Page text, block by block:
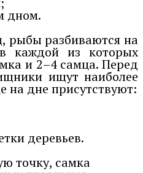
дном.
рыбы разбиваются на
каждой из которых
и 2–4 самца. Перед
ищут наиболее
на дне присутствуют:
деревьев.
точку, самка